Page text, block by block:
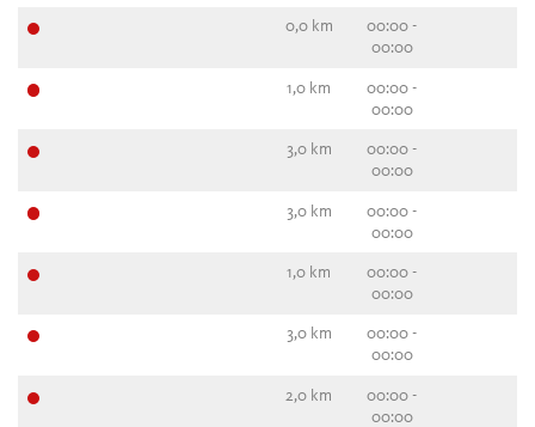
0,0 km
00:00 -
00:00
1,0 km
00:00 -
00:00
3,0 km
00:00 -
00:00
3,0 km
00:00 -
00:00
1,0 km
00:00 -
00:00
3,0 km
00:00 -
00:00
2,0 km
00:00 -
00:00